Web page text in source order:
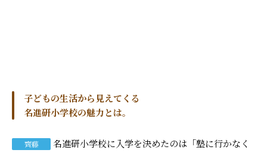
子どもの生活から見えてくる
名進研小学校の魅力とは。
齊藤
名進研小学校に入学を決めたのは「塾に行かなく